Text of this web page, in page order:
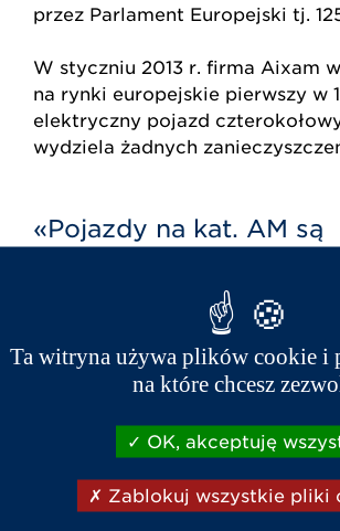
przez Parlament Europejski tj.
W styczniu 2013 r. firma Aixam
na rynki europejskie pierwszy w
elektryczny pojazd
wydziela żadnych
«Pojazdy na kat. AM są
FAŁSZ- odsetek osób
kat. AM (L6e), którym odebrano
stanowi we Francji tylko 3,4%,
odsetek kierowców, którzy nigdy
posiadali żadnych uprawnień
Ta witryna używa plików cookie i
na które chcesz
OK, akceptuję
Zablokuj wszystkie pliki